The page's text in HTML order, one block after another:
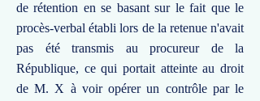
de rétention en se basant sur le fait que le
procès-verbal établi lors de la retenue n'avait
pas été transmis au procureur de la
République, ce qui portait atteinte au droit
de M. X à voir opérer un contrôle par le